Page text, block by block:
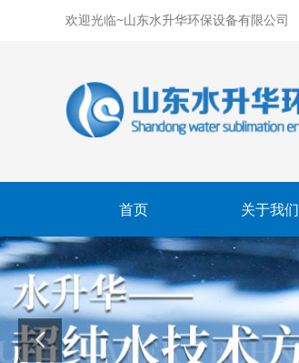
欢迎光临~山东水升华环保设备有限公司
首页 关于我们